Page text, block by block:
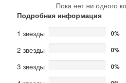
Пока нет ни одного
Подробная информация
1 звезды
0%
2 звезды 0%
3 звезды 0%